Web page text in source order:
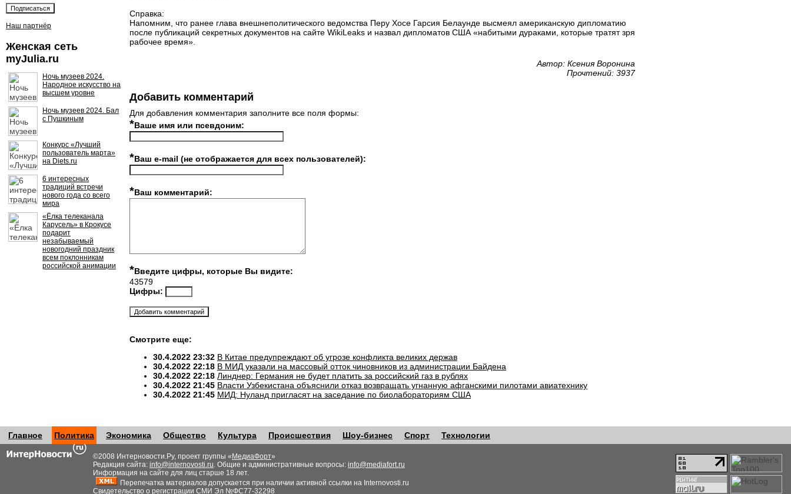
Наш партнёр
Женская сеть
myJulia.ru
Ночь музеев 2024.
Народное искусство на
высшем уровне
Ночь музеев 2024. Бал
с Пушкиным
Конкурс «Лучший
пользователь марта»
на Diets.ru
6 интересных
традиций встречи
нового года со всего
мира
«Ёлка телеканала
Карусель» в Крокусе
подарит
незабываемый
новогодний праздник
всем поклонникам
российской анимации
Справка:
Напомним, что ранее глава внешнеполитического ведомства Перу Хосе Гарсия Белаунде высмеял американскую дипломатию
после публикаций секретных документов на сайте WikiLeaks и назвал дипломатов США «набитыми дураками, которые тратят зря
рабочее время».
Автор: Ксения Воронина
Прочтений: 3937
Добавить комментарий
Для добавления комментария заполните все поля формы:
*Ваше имя или псевдоним:
*Ваш e-mail (не отображается для всех пользователей):
*Ваш комментарий:
*Введите цифры, которые Вы видите:
43579
Цифры:
Смотрите еще:
30.4.2022 23:32 В Китае предупреждают об угрозе конфликта великих держав
30.4.2022 22:18 В МИД указали на массовый отток чиновников из администрации Байдена
30.4.2022 22:18 Линднер: Германия не будет платить за российский газ в рублях
30.4.2022 21:45 Власти Узбекистана объяснили отказ возвращать угнанную афганскими пилотами авиатехнику
30.4.2022 21:45 МИД: Нуланд пригласят на заседание по биолабораториям США
Главное Политика Экономика Общество Культура Происшествия Шоу-бизнес Спорт Технологии
©2008 Интерновости.Ру, проект группы « МедиаФорт»
Редакция сайта: info@internovosti.ru. Общие и административные вопросы: info@mediafort.ru
Информация на сайте для лиц старше 18 лет.
Перепечатка материалов допускается при наличии активной ссылки на Internovosti.ru
Свидетельство о регистрации СМИ Эл №ФС77-32298